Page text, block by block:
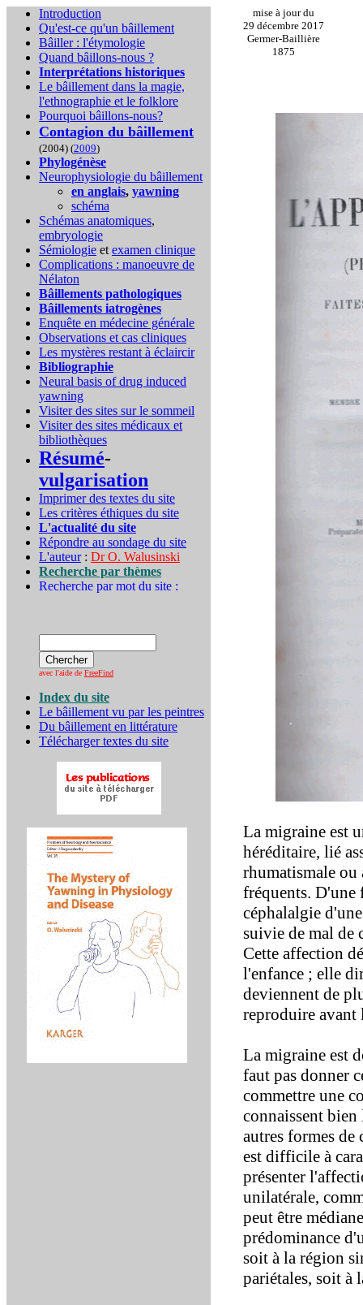
Introduction
Qu'est-ce qu'un bâillement
Bâiller : l'étymologie
Quand bâillons-nous ?
Interprétations historiques
Le bâillement dans la magie,
l'ethnographie et le folklore
Pourquoi bâillons-nous?
Contagion du bâillement
(2004) (2009)
Phylogénèse
Neurophysiologie du bâillement
en anglais, yawning
schéma
Schémas anatomiques,
embryologie
Sémiologie et examen clinique
Complications : manoeuvre de
Nélaton
Bâillements pathologiques
Bâillements iatrogènes
Enquête en médecine générale
Observations et cas cliniques
Les mystères restant à éclaircir
Bibliographie
Neural basis of drug induced
yawning
Visiter des sites sur le sommeil
Visiter des sites médicaux et
bibliothèques
Résumé-
vulgarisation
Imprimer des textes du site
Les critères éthiques du site
L'actualité du site
Répondre au sondage du site
L'auteur: Dr O. Walusinski
Recherche par thèmes
Recherche par mot du site :
avec l'aide de FreeFind
Index du site
Le bâillement vu par les peintres
Du bâillement en littérature
Télécharger textes du site
mise à jour du
29 décembre 2017
Germer-Baillière
1875
La migraine est
héréditaire, lié
rhumatismale ou
fréquents. D'une
céphalalgie
suivie de mal de
Cette affection
l'enfance ; elle
deviennent de
reproduire avant
La migraine est
faut pas donner
commettre une
connaissent bien
autres formes de
est difficile à
présenter
unilatérale,
peut être
prédominance
soit à la région
pariétales, soit à